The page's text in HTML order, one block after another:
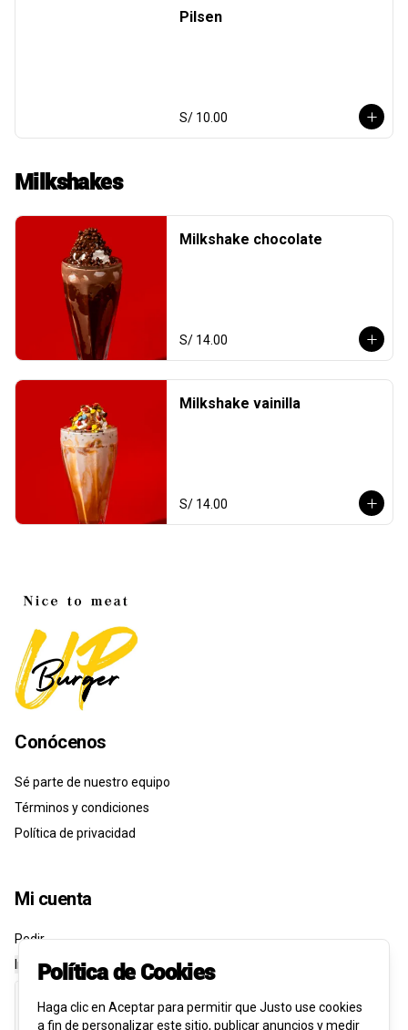
Pilsen
S/ 10.00
Milkshakes
Milkshake chocolate
S/ 14.00
Milkshake vainilla
S/ 14.00
Conócenos
Sé parte de nuestro equipo
Términos y condiciones
Política de privacidad
Mi cuenta
Pedir
Iniciar sesión
Política de Cookies
Haga clic en Aceptar para permitir que Justo use cookies
a fin de personalizar este sitio, publicar anuncios y medir